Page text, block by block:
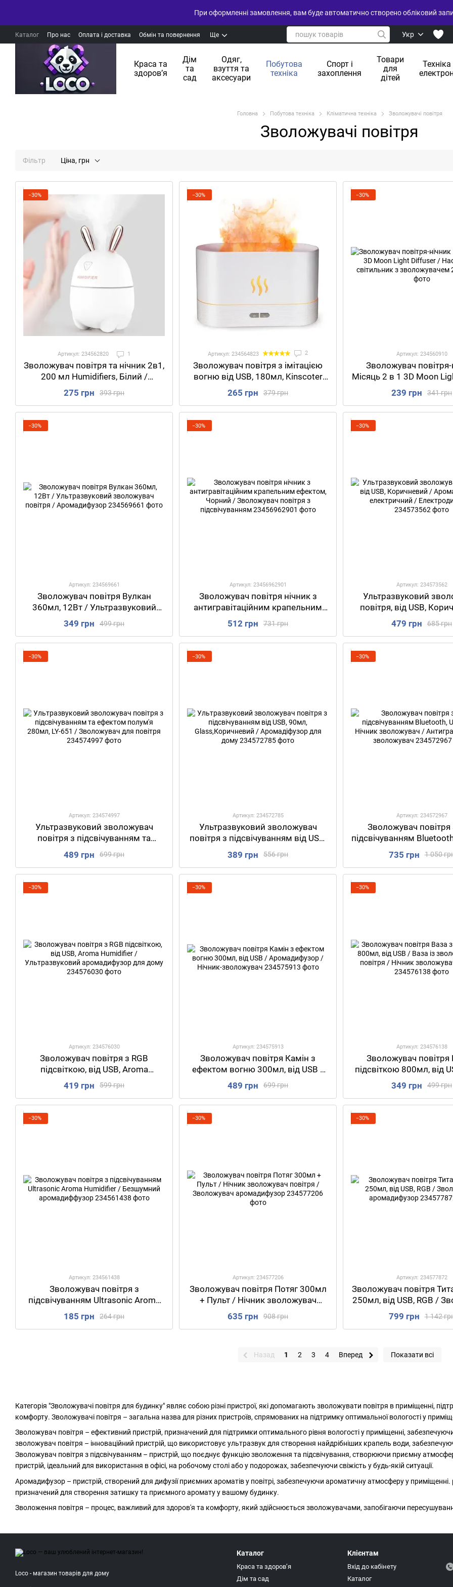
При оформленні замовлення, вам буде автоматично створено обліковий
Каталог Про нас Оплата і доставка Обмін та повернення Ще Укр
Краса та
здоровʼя
Дім
та
сад
Одяг,
взуття та
аксесуари
Побутова
техніка
Спорт і
захоплення
Товари
для
дітей
Головна Побутова техніка Кліматична техніка Зволожувачі повітря
Зволожувачі повітря
Фільтр Ціна, грн
Категорія "Зволожувачі повітря для будинку" являє собою різні пристрої, які допомагають зволожувати повітря в приміщенні,
комфорту. Зволожувачі повітря – загальна назва для різних пристроїв, спрямованих на підтримку оптимальної вологості у
Зволожувач повітря – ефективний пристрій, призначений для підтримки оптимального рівня вологості у приміщенні,
зволожувач повітря – інноваційний пристрій, що використовує ультразвук для створення найдрібніших крапель води,
Зволожувач повітря з підсвічуванням – пристрій, що поєднує функцію зволоження та підсвічування, створюючи приємну
пристрій, ідеальний для використання в офісі, на робочому столі або у подорожах, забезпечуючи свіжість у будь-якій ситуації.
Аромадифузор – пристрій, створений для дифузії приємних ароматів у повітрі, забезпечуючи ароматичну атмосферу у
призначений для створення затишку та приємного аромату у вашому будинку.
Зволоження повітря – процес, важливий для здоров'я та комфорту, який здійснюється зволожувачами, запобігаючи
−30%
Артикул: 234562820 1
Зволожувач повітря та нічник 2в1,
200 мл Humidifiers, Білий /
Ультразвуковий зволожувач
повітря Зайчик
393 грн
275 грн
−30%
Артикул: 234564823 2
Зволожувач повітря з імітацією
вогню від USB, 180мл, Kinscoter
DQ-701, Білий / Аромадифузор /
Нічник зволожувач
379 грн
265 грн
−30%
Артикул: 234560910
Зволожувач повітря-
Місяць 2 в 1 3D Moon
/ Настільний
зволожувачем
341 грн
239 грн
−30%
Артикул: 234569661
Зволожувач повітря Вулкан
360мл, 12Вт / Ультразвуковий
зволожувач повітря /
Аромадифузор
499 грн
349 грн
−30%
Артикул: 23456962901
Зволожувач повітря нічник з
антигравітаційним крапельним
ефектом, Чорний / Зволожувач
повітря з підсвічуванням
731 грн
512 грн
−30%
Артикул: 234573562
Ультразвуковий
повітря, від USB,
Аромадифузор 685 грн
479 грн
−30%
Артикул: 234574997
Ультразвуковий зволожувач
повітря з підсвічуванням та
ефектом полум'я 280мл, LY-651 /
Зволожувач для повітря
699 грн
489 грн
−30%
Артикул: 234572785
Ультразвуковий зволожувач
повітря з підсвічуванням від USB,
90мл, Glass,Коричневий /
Аромадіфузор для дому
556 грн
389 грн
−30%
Артикул: 234572967
Зволожувач повітря
підсвічуванням
/ Нічник
Антигравітаційний
1 050
735 грн
−30%
Артикул: 234576030
Зволожувач повітря з RGB
підсвіткою, від USB, Aroma
Humidifier / Ультразвуковий
аромадифузор для дому
599 грн
419 грн
−30%
Артикул: 234575913
Зволожувач повітря Камін з
ефектом вогню 300мл, від USB /
Аромадифузор / Нічник-
зволожувач
699 грн
489 грн
−30%
Артикул: 234576138
Зволожувач повітря
підсвіткою 800мл, від
із зволожувачем
зволожувач
499 грн
349 грн
−30%
Артикул: 234561438
Зволожувач повітря з
підсвічуванням Ultrasonic Aroma
Humidifier / Безшумний
аромадиффузор
264 грн
185 грн
−30%
Артикул: 234577206
Зволожувач повітря Потяг 300мл
+ Пульт / Нічник зволожувач
повітря / Зволожувач
аромадифузор
908 грн
635 грн
−30%
Артикул: 234577872
Зволожувач повітря
250мл, від USB, RGB /
аромадифузор
1 142
799 грн
Назад 1 2 3 4 Вперед Показати всі
Loco - магазин товарів для дому
Каталог
Краса та здоровʼя
Дім та сад
Клієнтам
Вхід до кабінету
Каталог